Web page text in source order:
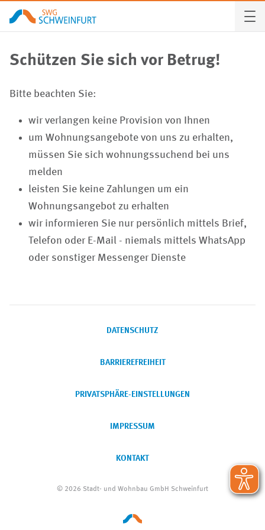
Schützen Sie sich vor Betrug!
Bitte beachten Sie:
wir verlangen keine Provision von Ihnen
um Wohnungsangebote von uns zu erhalten,
müssen Sie sich wohnungssuchend bei uns
melden
leisten Sie keine Zahlungen um ein
Wohnungsangebot zu erhalten
wir informieren Sie nur persönlich mittels Brief,
Telefon oder E-Mail - niemals mittels WhatsApp
oder sonstiger Messenger Dienste
DATENSCHUTZ
BARRIEREFREIHEIT
PRIVATSPHÄRE-EINSTELLUNGEN
IMPRESSUM
KONTAKT
© 2026 Stadt- und Wohnbau GmbH Schweinfurt